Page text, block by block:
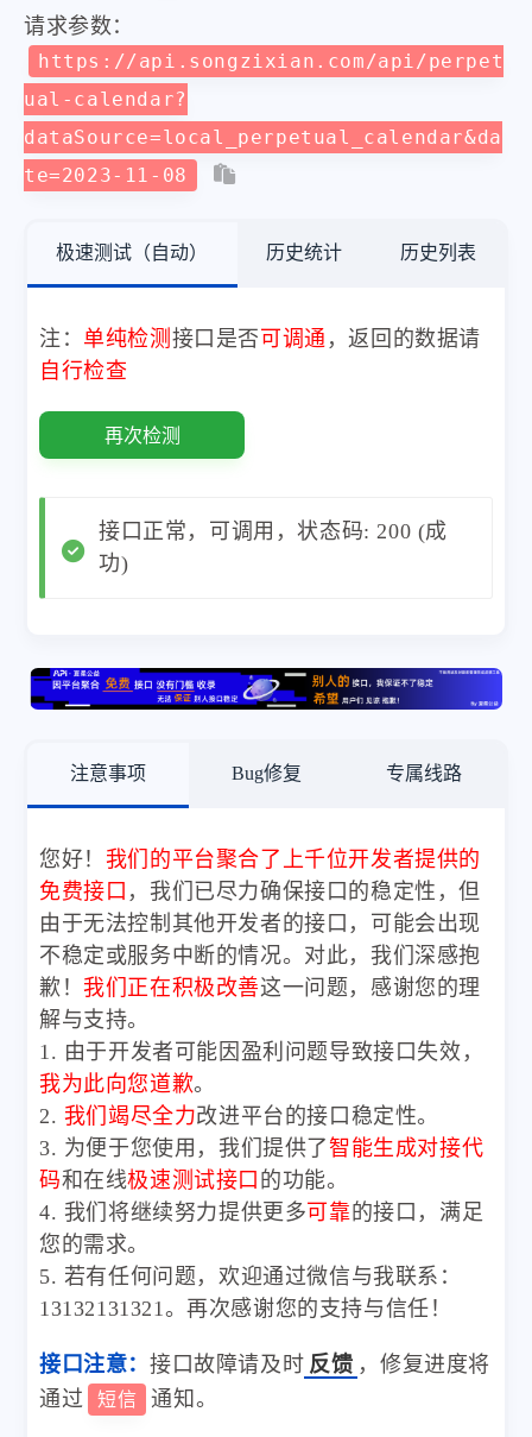
请求参数：
https://api.songzixian.com/api/perpet
ual-calendar?
dataSource=local_perpetual_calendar&da
te=2023-11-08
极速测试（自动） 历史统计 历史列表
注： 单纯检测 接口是否 可调通 ，返回的数据请
自行检查
再次检测
接口正常，可调用，状态码: 200 (成
功)
注意事项 Bug修复 专属线路
您好！ 我们的平台聚合了上千位开发者提供的
免费接口 ，我们已尽力确保接口的稳定性，但
由于无法控制其他开发者的接口，可能会出现
不稳定或服务中断的情况。对此，我们深感抱
歉！ 我们正在积极改善这一问题，感谢您的理
解与支持。
1. 由于开发者可能因盈利问题导致接口失效，
我为此向您道歉。
2. 我们竭尽全力改进平台的接口稳定性。
3. 为便于您使用，我们提供了智能生成对接代
码和在线极速测试接口 的功能。
4. 我们将继续努力提供更多可靠的接口，满足
您的需求。
5. 若有任何问题，欢迎通过微信与我联系：
13132131321。再次感谢您的支持与信任！
接口注意： 接口故障请及时 反馈 ，修复进度将
通过
短信 通知。